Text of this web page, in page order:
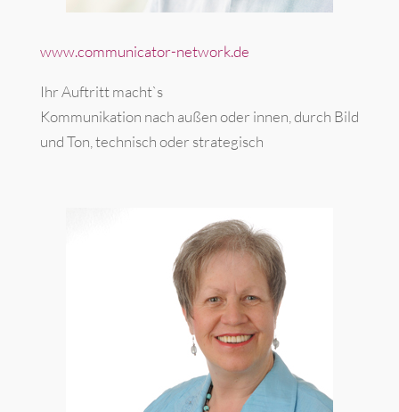
www.communicator-network.de
Ihr Auftritt macht`s
Kommunikation nach außen oder innen, durch Bild
und Ton, technisch oder strategisch